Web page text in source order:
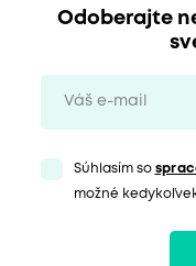
Odoberajte
Súhlasím so
možné